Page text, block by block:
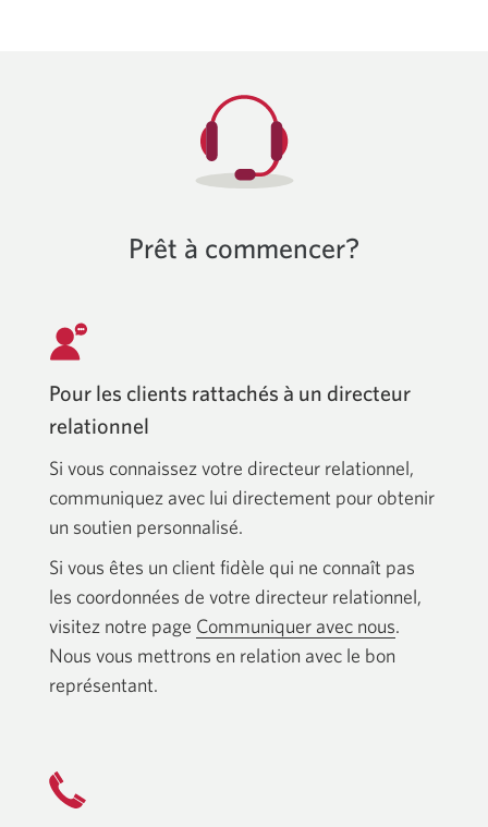
Prêt à commencer?
Pour les clients rattachés à un directeur
relationnel
Si vous connaissez votre directeur relationnel,
communiquez avec lui directement pour obtenir
un soutien personnalisé.
Si vous êtes un client fidèle qui ne connaît pas
les coordonnées de votre directeur relationnel,
visitez notre page Communiquer avec nous.
Nous vous mettrons en relation avec le bon
représentant.